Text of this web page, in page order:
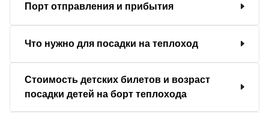
Порт отправления и прибытия
Что нужно для посадки на теплоход
Стоимость детских билетов и возраст
посадки детей на борт теплохода